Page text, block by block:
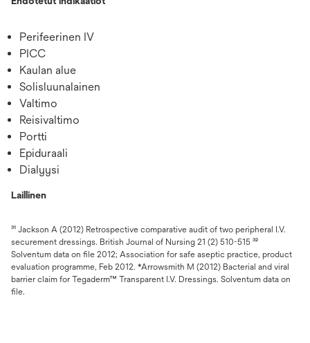
Perifeerinen IV
PICC
Kaulan alue
Solisluunalainen
Valtimo
Reisivaltimo
Portti
Epiduraali
Dialyysi
Laillinen
³¹ Jackson A (2012) Retrospective comparative audit of two peripheral I.V.
securement dressings. British Journal of Nursing 21 (2) 510-515 ³²
Solventum data on file 2012; Association for safe aseptic practice, product
evaluation programme, Feb 2012. *Arrowsmith M (2012) Bacterial and viral
barrier claim for Tegaderm™ Transparent I.V. Dressings. Solventum data on
file.